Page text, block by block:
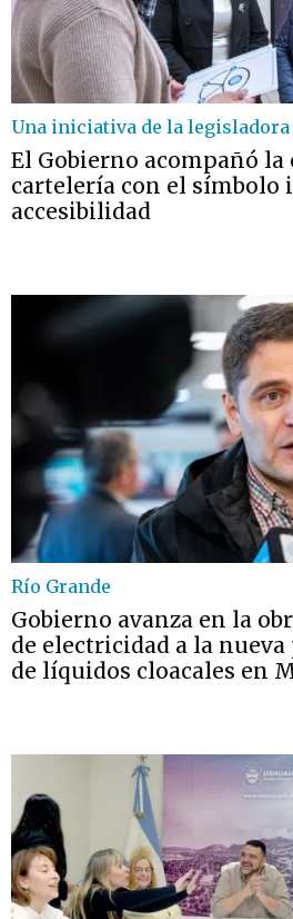
Una iniciativa de la legisladora
El Gobierno acompañó la
cartelería con el símbolo
accesibilidad
Río Grande
Gobierno avanza en la
de electricidad a la
de líquidos cloacales en